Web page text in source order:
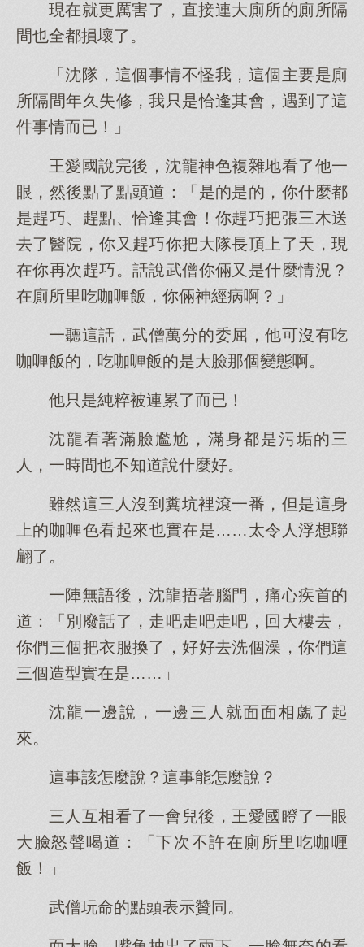
現在就更厲害了，直接連大廁所的廁所隔
間也全都損壞了。
「沈隊，這個事情不怪我，這個主要是廁
所隔間年久失修，我只是恰逢其會，遇到了這
件事情而已！」
王愛國說完後，沈龍神色複雜地看了他一
眼，然後點了點頭道：「是的是的，你什麼都
是趕巧、趕點、恰逢其會！你趕巧把張三木送
去了醫院，你又趕巧你把大隊長頂上了天，現
在你再次趕巧。話說武僧你倆又是什麼情況？
在廁所里吃咖喱飯，你倆神經病啊？」
一聽這話，武僧萬分的委屈，他可沒有吃
咖喱飯的，吃咖喱飯的是大臉那個變態啊。
他只是純粹被連累了而已！
沈龍看著滿臉尷尬，滿身都是污垢的三
人，一時間也不知道說什麼好。
雖然這三人沒到糞坑裡滾一番，但是這身
上的咖喱色看起來也實在是……太令人浮想聯
翩了。
一陣無語後，沈龍捂著腦門，痛心疾首的
道：「別廢話了，走吧走吧走吧，回大樓去，
你們三個把衣服換了，好好去洗個澡，你們這
三個造型實在是……」
沈龍一邊說，一邊三人就面面相覷了起
來。
這事該怎麼說？這事能怎麼說？
三人互相看了一會兒後，王愛國瞪了一眼
大臉怒聲喝道：「下次不許在廁所里吃咖喱
飯！」
武僧玩命的點頭表示贊同。